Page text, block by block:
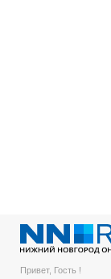
Привет, Гость !